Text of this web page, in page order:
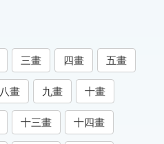
三畫 四畫 五畫
八畫 九畫 十畫
十三畫 十四畫